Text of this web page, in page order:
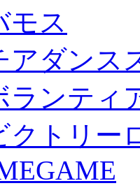
モス
アダンス
ランティ
クトリー